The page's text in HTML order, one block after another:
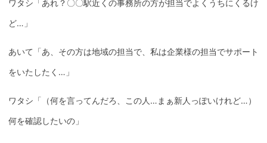
ワタシ「あれ？〇〇駅近くの事務所の方が担当でよくうちにくるけ
ど…」
あいて「あ、その方は地域の担当で、私は企業様の担当でサポート
をいたしたく…」
ワタシ「（何を言ってんだろ、この人…まぁ新人っぽいけれど…）
何を確認したいの」